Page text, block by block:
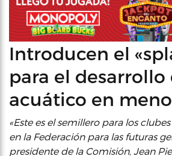
Introducen el
para el
acuático en
«Este es el semillero para los
en la Federación para las futuras
presidente de la Comisión, Jean